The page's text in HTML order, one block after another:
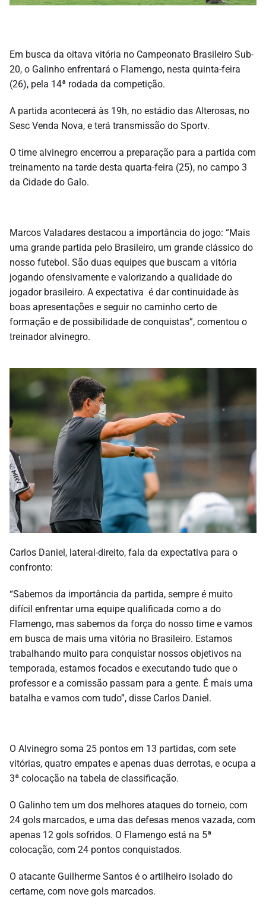
Em busca da oitava vitória no Campeonato Brasileiro Sub-
20, o Galinho enfrentará o Flamengo, nesta quinta-feira
(26), pela 14ª rodada da competição.
A partida acontecerá às 19h, no estádio das Alterosas, no
Sesc Venda Nova, e terá transmissão do Sportv.
O time alvinegro encerrou a preparação para a partida com
treinamento na tarde desta quarta-feira (25), no campo 3
da Cidade do Galo.
Marcos Valadares destacou a importância do jogo: “Mais
uma grande partida pelo Brasileiro, um grande clássico do
nosso futebol. São duas equipes que buscam a vitória
jogando ofensivamente e valorizando a qualidade do
jogador brasileiro. A expectativa é dar continuidade às
boas apresentações e seguir no caminho certo de
formação e de possibilidade de conquistas”, comentou o
treinador alvinegro.
Carlos Daniel, lateral-direito, fala da expectativa para o
confronto:
“Sabemos da importância da partida, sempre é muito
difícil enfrentar uma equipe qualificada como a do
Flamengo, mas sabemos da força do nosso time e vamos
em busca de mais uma vitória no Brasileiro. Estamos
trabalhando muito para conquistar nossos objetivos na
temporada, estamos focados e executando tudo que o
professor e a comissão passam para a gente. É mais uma
batalha e vamos com tudo”, disse Carlos Daniel.
O Alvinegro soma 25 pontos em 13 partidas, com sete
vitórias, quatro empates e apenas duas derrotas, e ocupa a
3ª colocação na tabela de classificação.
O Galinho tem um dos melhores ataques do torneio, com
24 gols marcados, e uma das defesas menos vazada, com
apenas 12 gols sofridos. O Flamengo está na 5ª
colocação, com 24 pontos conquistados.
O atacante Guilherme Santos é o artilheiro isolado do
certame, com nove gols marcados.